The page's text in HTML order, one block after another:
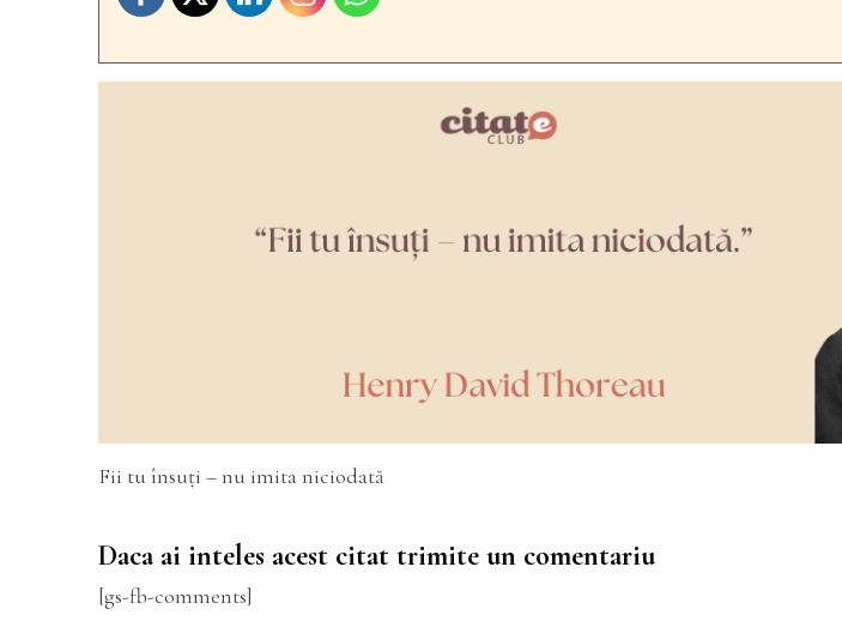
Fii tu însuți – nu imita niciodată
Daca ai inteles acest citat trimite un comentariu
[gs-fb-comments]